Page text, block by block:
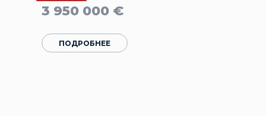
3 950 000 €
ПОДРОБНЕЕ